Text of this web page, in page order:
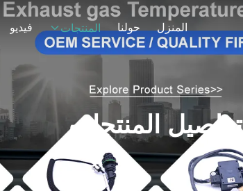
المنزل حولنا المنتجات فيديو
تفاصيل المنتجات